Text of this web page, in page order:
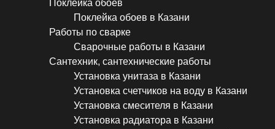
Поклейка обоев
Поклейка обоев в Казани
Работы по сварке
Сварочные работы в Казани
Сантехник, сантехнические работы
Установка унитаза в Казани
Установка счетчиков на воду в Казани
Установка смесителя в Казани
Установка радиатора в Казани